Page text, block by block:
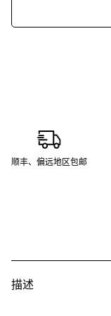
顺丰、偏远地区包邮
描述